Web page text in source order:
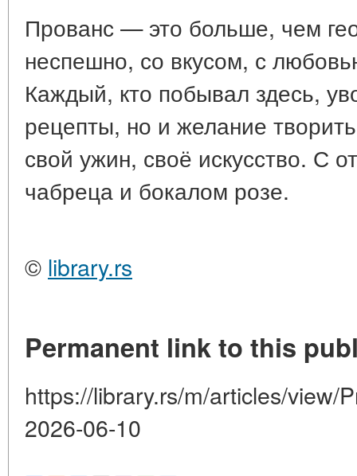
Прованс — это больше, чем
неспешно, со вкусом, с
Каждый, кто побывал здесь,
рецепты, но и желание
свой ужин, своё искусство. С
чабреца и бокалом розе.
© library.rs
Permanent link to this
https://library.rs/m/articles/view/
2026-06-10